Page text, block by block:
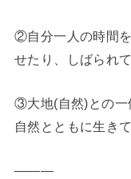
②自分一人の時間
せたり、しばられ
③大地(自然)との一
自然とともに生きて
―――